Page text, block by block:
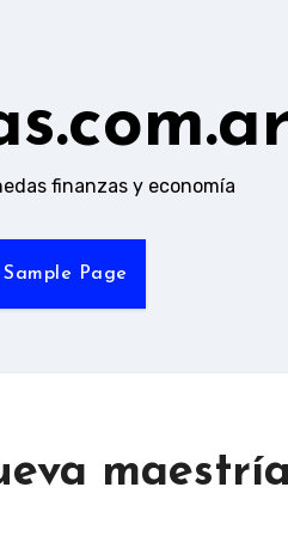
finanzas y economía
Sample Page